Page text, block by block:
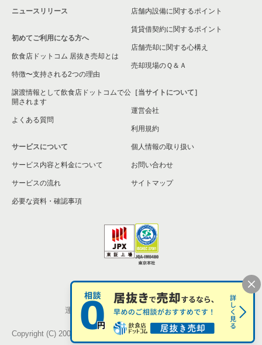
神奈川県のその他の居抜き売却物件の案件一覧
ニュースリリース
初めてご利用になる方へ
飲食店ドットコム 居抜き売却とは
特徴〜支持される2つの理由
譲渡情報として飲食店ドットコムで公
開されます
よくある質問
サービスについて
サービス内容と料金について
サービスの流れ
必要な資料・確認事項
店舗内設備に関するポイント
賃貸借契約に関するポイント
店舗売却に関する心構え
売却現場のＱ＆Ａ
［当サイトについて］
運営会社
利用規約
個人情報の取り扱い
お問い合わせ
サイトマップ
個人情報の取扱い
運営会社 株式会社シンクロ・フード
Copyright (C) 2005-2026 Synchro Food Co., Ltd.